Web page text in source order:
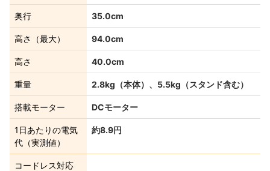
奥行 35.0cm
高さ（最大） 94.0cm
高さ 40.0cm
重量 2.8kg（本体）、5.5kg（スタンド含む）
搭載モーター DCモーター
1日あたりの電気
代（実測値）
約8.9円
コードレス対応